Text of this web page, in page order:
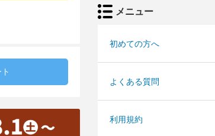
メニュー
初めての方へ
よくある質問
利用規約